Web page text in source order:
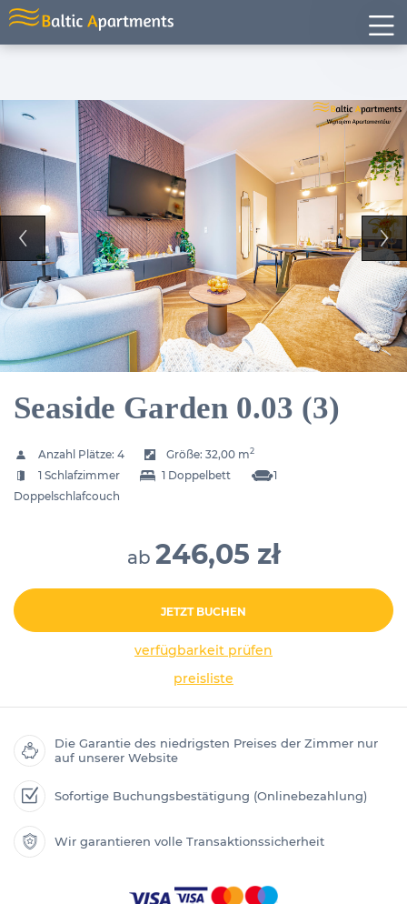
Seaside Garden 0.03 (3)
Anzahl Plätze: 4 Größe:32,00 m2
1 Schlafzimmer 1 Doppelbett
1
Doppelschlafcouch
ab 246,05 zł
JETZT BUCHEN
verfügbarkeit prüfen
preisliste
Die Garantie des niedrigsten Preises der Zimmer nur
auf unserer Website
Sofortige Buchungsbestätigung (Onlinebezahlung)
Wir garantieren volle Transaktionssicherheit